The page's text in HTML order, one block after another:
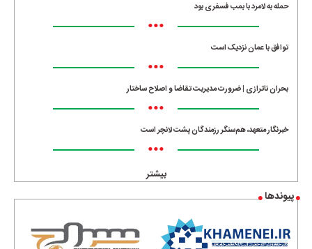
حمله به لامرد با بمب فسفری بود
•••
توافق با عمان نزدیک است
•••
بحران ناترازی | ضرورت مدیریت تقاضا و اصلاح ساختار
•••
خبرنگار متعهد، هم‌سنگر رزمندگان پشت لانچر است
•••
بیشتر
پیوندها